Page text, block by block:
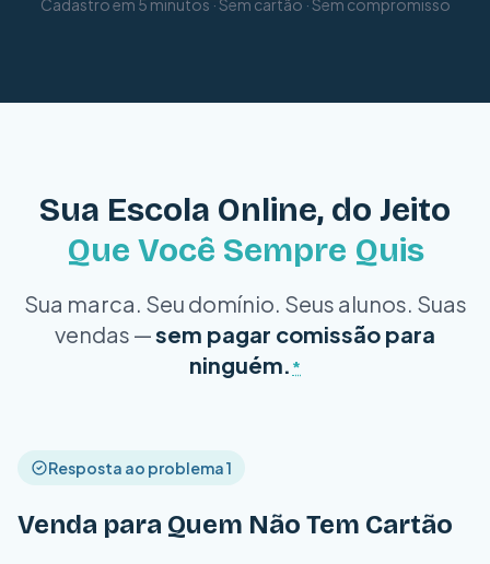
Cadastro em 5 minutos · Sem cartão · Sem compromisso
Sua Escola Online, do Jeito
Que Você Sempre Quis
Sua marca. Seu domínio. Seus alunos. Suas
vendas —sem pagar comissão para
ninguém. *
Resposta ao problema 1
Venda para Quem Não Tem Cartão